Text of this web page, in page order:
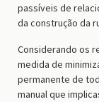
passíveis de
da construção da
Considerando os
medida de
permanente de
manual que impli